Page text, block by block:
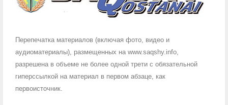
Перепечатка материалов (включая фото, видео и
аудиоматериалы), размещенных на www.saqshy.info,
разрешена в объеме не более одной трети с обязательной
гиперссылкой на материал в первом абзаце, как
первоисточник.